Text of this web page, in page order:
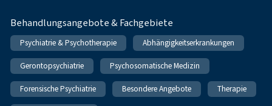
Behandlungsangebote & Fachgebiete
Psychiatrie & Psychotherapie Abhängigkeitserkrankungen
Gerontopsychiatrie Psychosomatische Medizin
Forensische Psychiatrie Besondere Angebote Therapie